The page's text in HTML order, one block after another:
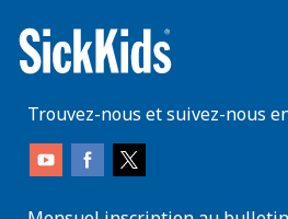
Trouvez-nous et suivez-nous